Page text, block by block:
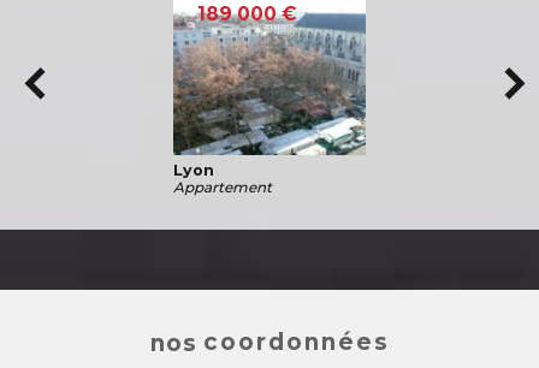
189 000 €
Lyon
Appartement
nos coordonnées